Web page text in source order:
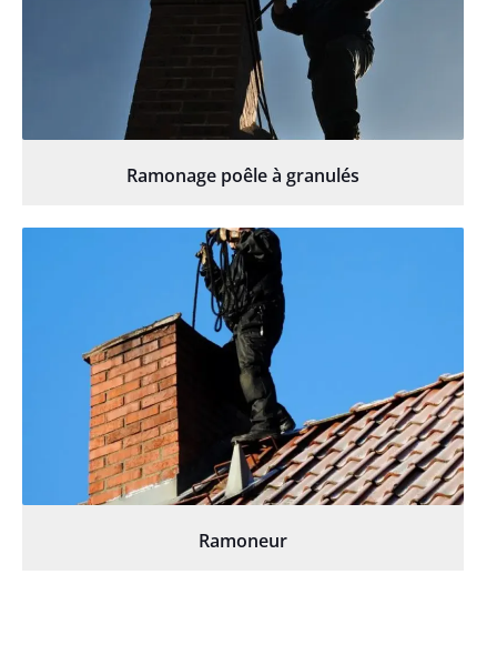
Ramonage poêle à granulés
Ramoneur